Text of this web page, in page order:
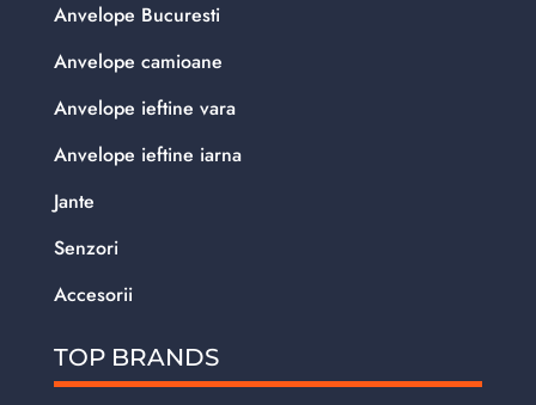
Anvelope Bucuresti
Anvelope camioane
Anvelope ieftine vara
Anvelope ieftine iarna
Jante
Senzori
Accesorii
TOP BRANDS